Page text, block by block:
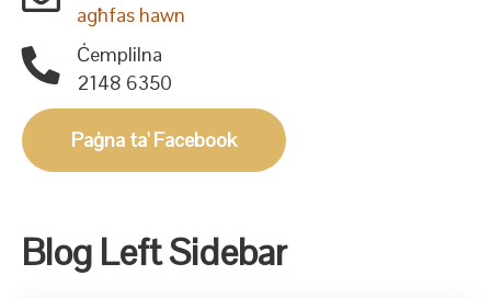
agħfas hawn
Ċemplilna
2148 6350
Paġna ta' Facebook
Blog Left Sidebar